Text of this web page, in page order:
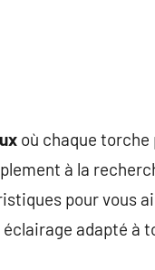
où chaque
à la
pour vous
adapté à